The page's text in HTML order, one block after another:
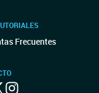
Frecuentes